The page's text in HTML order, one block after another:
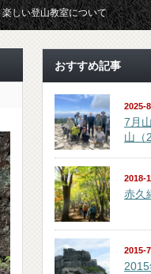
について 入会の案
おすすめ記事
2025-
7月
山（
2018-
赤久
2015-